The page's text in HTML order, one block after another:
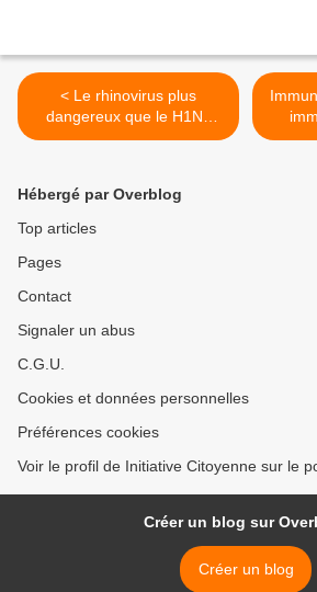
< Le rhinovirus plus
dangereux que le H1N1
pandémique !
Hébergé par Overblog
Top articles
Pages
Contact
Signaler un abus
C.G.U.
Cookies et données personnelles
Préférences cookies
Voir le profil de Initiative Citoyenne sur le
Créer un blog sur
Créer un blog